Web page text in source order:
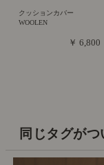
クッションカバー
WOOLEN
￥ 6,800
同じタグが